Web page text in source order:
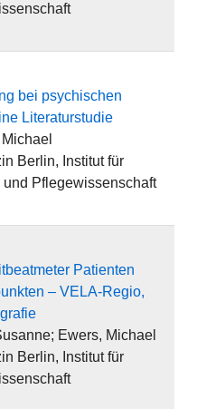
bei psychischen
Literaturstudie
Berlin, Institut für
Pflegewissenschaft
Patienten
– VELA-Regio,
Ewers, Michael
Berlin, Institut für